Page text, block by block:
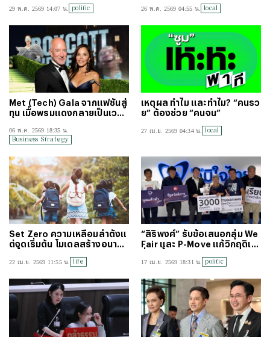
29 พ.ค. 2569 14:07 น. politic 26 พ.ค. 2569 04:55 น. local
Met (Tech) Gala จากแฟชั่นสู่
ทุน เมื่อพรมแดงกลายเป็นเวทีข
ษณ์ของ Tech Bros
06 พ.ค. 2569 18:35 น.
Business Strategy
เหตุผล ทำไม และทำไม? “คนรว
ย” ต้องช่วย “คนจน”
27 เม.ย. 2569 04:34 น. local
Set Zero ความเหลื่อมล้ำตั้งแ
ต่จุดเริ่มต้น โมเดลสร้างอนาค
วยเติมเต็ม
22 เม.ย. 2569 11:55 น. life
“สิริพงศ์” รับข้อเสนอกลุ่ม We
Fair และ P-Move แก้วิกฤติเห
17 เม.ย. 2569 18:31 น. politic